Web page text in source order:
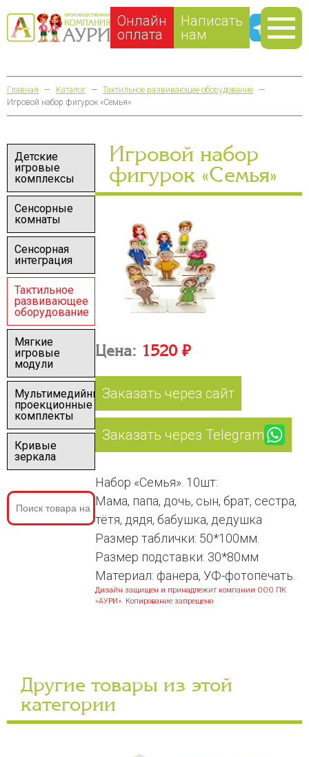
Онлайн
оплата
Написать
нам
Главная — Каталог — Тактильное развивающее оборудование —
Игровой набор фигурок «Семья»
Детские
игровые
комплексы
Сенсорные
комнаты
Сенсорная
интеграция
Тактильное
развивающее
оборудование
Мягкие
игровые
модули
Мультимедийные
проекционные
комплекты
Кривые
зеркала
Игровой набор
фигурок «Семья»
Цена: 1520 ₽
Заказать через сайт
Заказать через Telegram
Набор «Семья». 10шт:
Мама, папа, дочь, сын, брат, сестра,
тётя, дядя, бабушка, дедушка
Размер таблички: 50*100мм.
Размер подставки: 30*80мм
Материал: фанера, УФ-фотопечать.
Дизайн защищен и принадлежит компании ООО ПК
«АУРИ». Копирование запрещено
Другие товары из этой
категории